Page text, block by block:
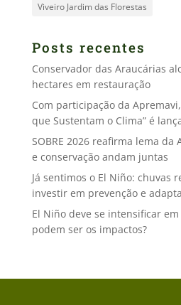
Viveiro Jardim das Florestas
Posts recentes
Conservador das Araucárias
hectares em restauração
Com participação da
que Sustentam o Clima” é
SOBRE 2026 reafirma lema da
e conservação andam juntas
Já sentimos o El Niño: chuvas
investir em prevenção e
El Niño deve se intensificar
podem ser os impactos?